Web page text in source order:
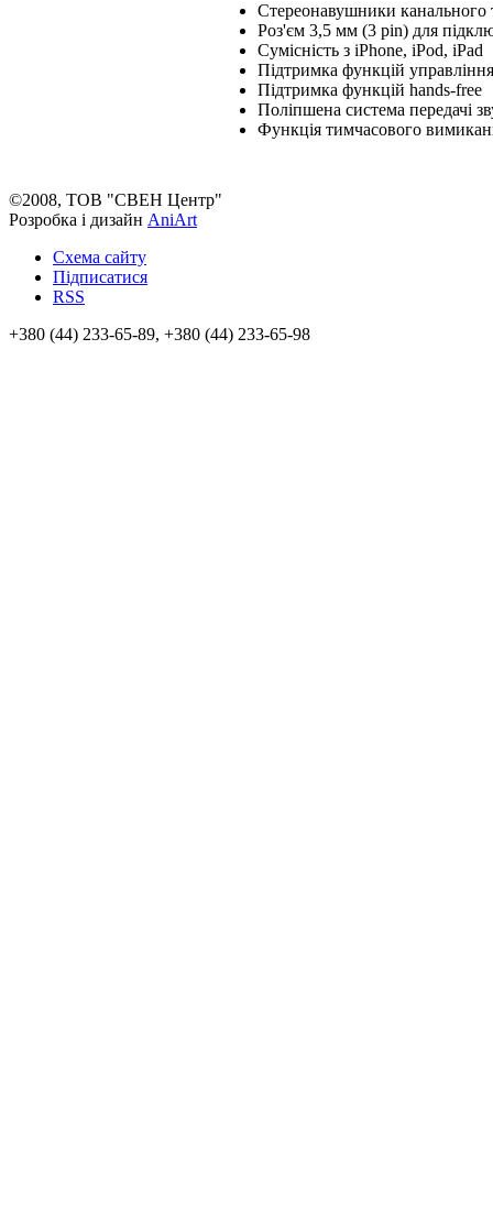
Стереонавушники канального
Роз'єм 3,5 мм (3 pin) для
Cумісність з iPhone, iPod, iPad
Підтримка функцій
Підтримка функцій hands-free
Поліпшена система передачі
Функція тимчасового
©2008, ТОВ "СВЕН Центр"
Розробка і дизайн AniArt
Схема сайту
Підписатися
RSS
+380 (44) 233-65-89, +380 (44) 233-65-98